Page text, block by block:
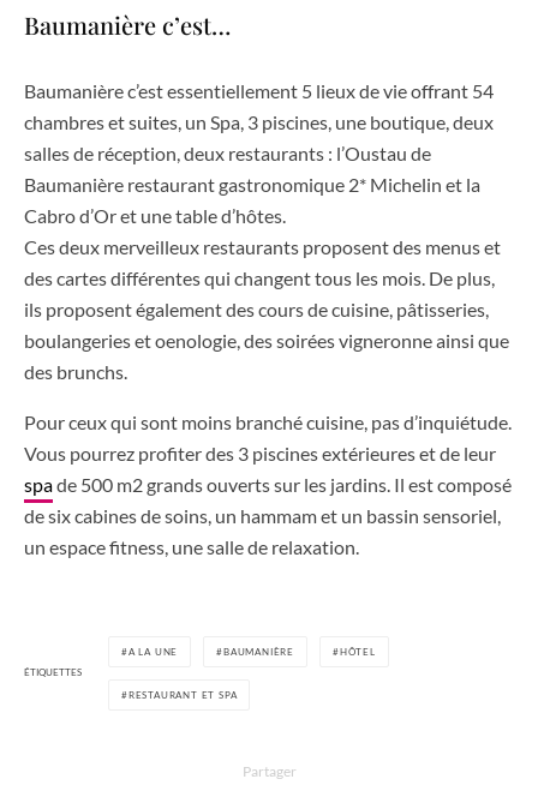
Baumanière c’est…
Baumanière c’est essentiellement 5 lieux de vie offrant 54
chambres et suites, un Spa, 3 piscines, une boutique, deux
salles de réception, deux restaurants : l’Oustau de
Baumanière restaurant gastronomique 2* Michelin et la
Cabro d’Or et une table d’hôtes.
Ces deux merveilleux restaurants proposent des menus et
des cartes différentes qui changent tous les mois. De plus,
ils proposent également des cours de cuisine, pâtisseries,
boulangeries et oenologie, des soirées vigneronne ainsi que
des brunchs.
Pour ceux qui sont moins branché cuisine, pas d’inquiétude.
Vous pourrez profiter des 3 piscines extérieures et de leur
spade 500 m2 grands ouverts sur les jardins. Il est composé
de six cabines de soins, un hammam et un bassin sensoriel,
un espace fitness, une salle de relaxation.
ÉTIQUETTES
A LA UNE BAUMANIÈRE HÔTEL
RESTAURANT ET SPA
Partager